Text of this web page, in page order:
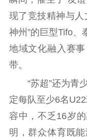
新时代公民素养
提升资源库
科研创新
服务管理平台
文化产业
统计分析
现了竞技精神与人
神州”的巨型Tifo、
地域文化融入赛
带。
“苏超”还为青少
定每队至少6名
容中，不乏16岁
明，群众体育既